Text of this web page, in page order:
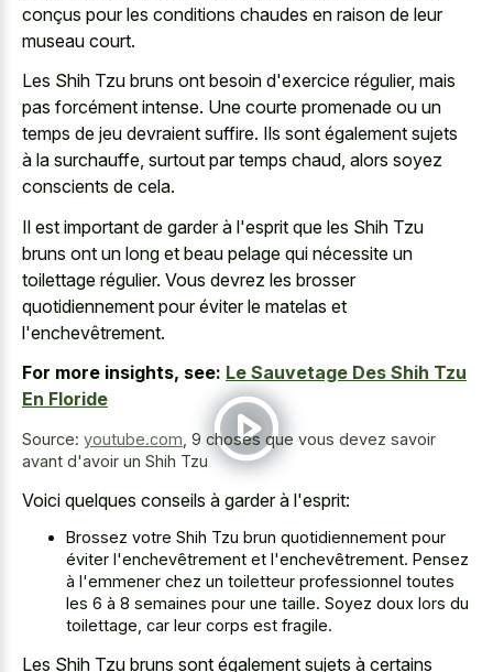
conçus pour les conditions chaudes en raison de leur
museau court.
Les Shih Tzu bruns ont besoin d'exercice régulier, mais
pas forcément intense. Une courte promenade ou un
temps de jeu devraient suffire. Ils sont également sujets
à la surchauffe, surtout par temps chaud, alors soyez
conscients de cela.
Il est important de garder à l'esprit que les Shih Tzu
bruns ont un long et beau pelage qui nécessite un
toilettage régulier. Vous devrez les brosser
quotidiennement pour éviter le matelas et
l'enchevêtrement.
For more insights, see: Le Sauvetage Des Shih Tzu
En Floride
Source: youtube.com 9 choses que vous devez savoir
avant d'avoir un Shih Tzu
Voici quelques conseils à garder à l'esprit:
Brossez votre Shih Tzu brun quotidiennement pour
éviter l'enchevêtrement et l'enchevêtrement. Pensez
à l'emmener chez un toiletteur professionnel toutes
les 6 à 8 semaines pour une taille. Soyez doux lors du
toilettage, car leur corps est fragile.
Les Shih Tzu bruns sont également sujets à certains